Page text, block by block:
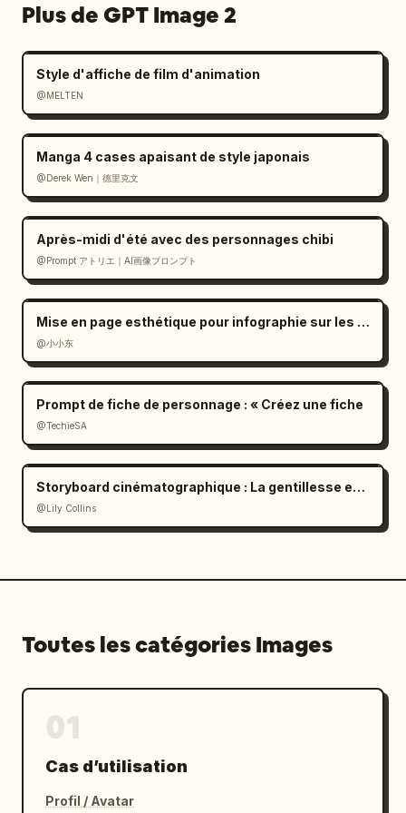
Des prix ludiques comme « Prix de l'art », «
Prix de l'humour », « Prix du fou rire du
rédacteur en chef », « Prix publié uniquement
sur l'élan » ou « Prix de la sélection
mystérieuse » peuvent exister. Très important
: dès que l'on voit la page, on doit
ressentir : « C'est une page de soumission de
lecteurs d'un vieux magazine de jeux ou
d'anime ». Plus on regarde les détails, plus
l'individualité de chaque contributeur, les
excentricités de l'équipe éditoriale, la
culture des contributeurs réguliers et
l'histoire de la série au long cours doivent
transparaître. Donnez la priorité à
qui s'amusent ensemble depuis des années.
Plus de GPT Image 2
Style d'affiche de film d'animation
@MELTEN
Manga 4 cases apaisant de style japonais
@Derek Wen｜德里克文
Après-midi d'été avec des personnages chibi
@Prompt アトリエ｜AI画像プロンプト
Mise en page esthétique pour infographie sur les dialectes ethniques
@小小东
Prompt de fiche de personnage : « Créez une fiche
@TechieSA
Storyboard cinématographique : La gentillesse en couleurs
@Lily Collins
Toutes les catégories Images
Cas d’utilisation
Profil / Avatar